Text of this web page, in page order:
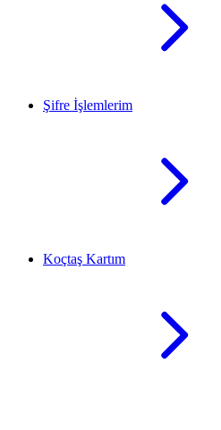
Şifre İşlemlerim
Koçtaş Kartım